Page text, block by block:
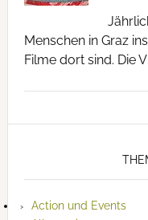
Menschen in Graz
Filme dort sind. Die
Action und Events